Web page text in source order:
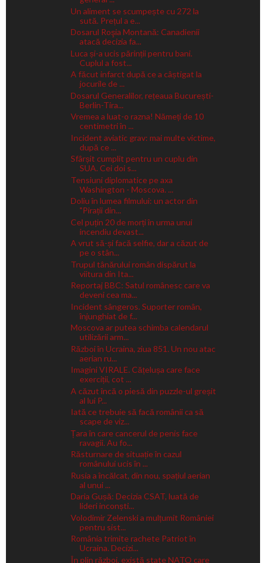
Un aliment se scumpește cu 272 la
sută. Prețul a e...
Dosarul Roşia Montană: Canadienii
atacă decizia fa...
Luca și-a ucis părinții pentru bani.
Cuplul a fost...
A făcut infarct după ce a câștigat la
jocurile de ...
Dosarul Generalilor, rețeaua București-
Berlin-Tira...
Vremea a luat-o razna! Nămeți de 10
centimetri în ...
Incident aviatic grav: mai multe victime,
după ce ...
Sfârșit cumplit pentru un cuplu din
SUA. Cei doi s...
Tensiuni diplomatice pe axa
Washington - Moscova. ...
Doliu în lumea filmului: un actor din
"Pirații din...
Cel puțin 20 de morți în urma unui
incendiu devast...
A vrut să-și facă selfie, dar a căzut de
pe o stân...
Trupul tânărului român dispărut la
viitura din Ita...
Reportaj BBC: Satul românesc care va
deveni cea ma...
Incident sângeros. Suporter român,
înjunghiat de f...
Moscova ar putea schimba calendarul
utilizării arm...
Război în Ucraina, ziua 851. Un nou atac
aerian ru...
Imagini VIRALE. Cățelușa care face
exerciții, cot ...
A căzut încă o piesă din puzzle-ul greșit
al lui P...
Iată ce trebuie să facă românii ca să
scape de viz...
Țara în care cancerul de penis face
ravagii. Au fo...
Răsturnare de situație în cazul
românului ucis în ...
Rusia a încălcat, din nou, spațiul aerian
al unui ...
Daria Gușă: Decizia CSAT, luată de
lideri inconști...
Volodimir Zelenski a mulțumit României
pentru sist...
România trimite rachete Patriot în
Ucraina. Decizi...
În plin război, există state NATO care